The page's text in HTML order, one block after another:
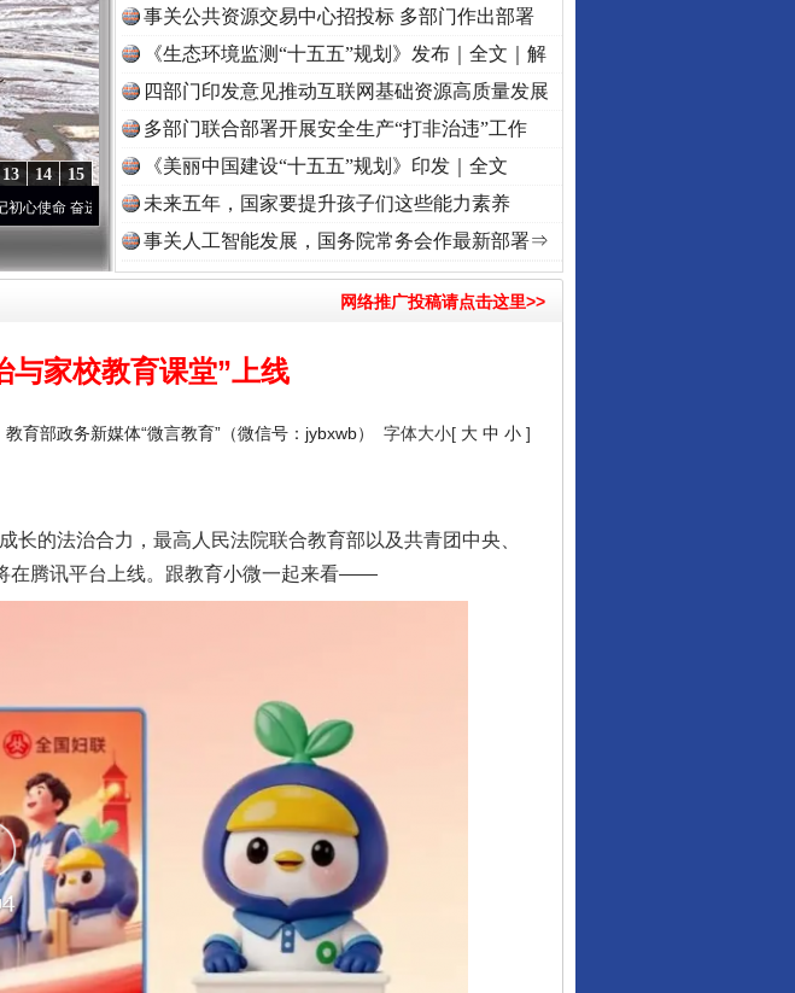
15
14
13
征程丨“转折之城”激荡..·[视频]牢记初心使命 奋进复兴征程丨红船起航处 潮起..
事关公共资源交易中心招投标 多部门作出部署
《生态环境监测“十五五”规划》发布｜全文｜解
读
四部门印发意见推动互联网基础资源高质量发展
多部门联合部署开展安全生产“打非治违”工作
《美丽中国建设“十五五”规划》印发｜全文
未来五年，国家要提升孩子们这些能力素养
事关人工智能发展，国务院常务会作最新部署⇒
网络推广投稿请点击这里>>
家校教育课堂”上线
教育部政务新媒体“微言教育”（微信号：jybxwb） 字体大小[ 大 中 小 ]
的法治合力，最高人民法院联合教育部以及共青团中央、
在腾讯平台上线。跟教育小微一起来看——